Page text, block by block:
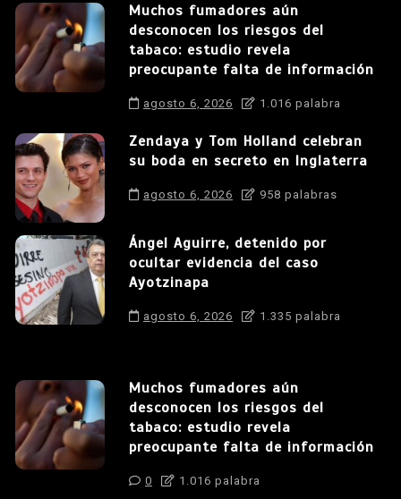
Muchos fumadores aún
desconocen los riesgos del
tabaco: estudio revela
preocupante falta de información
agosto 6, 2026 1.016 palabra
Zendaya y Tom Holland celebran
su boda en secreto en Inglaterra
agosto 6, 2026 958 palabras
Ángel Aguirre, detenido por
ocultar evidencia del caso
Ayotzinapa
agosto 6, 2026 1.335 palabra
Muchos fumadores aún
desconocen los riesgos del
tabaco: estudio revela
preocupante falta de información
0 1.016 palabra